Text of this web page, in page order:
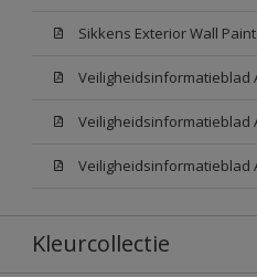
Veiligheidsinformatieblad
Veiligheidsinformatieblad
Veiligheidsinformatieblad
Kleurcollectie